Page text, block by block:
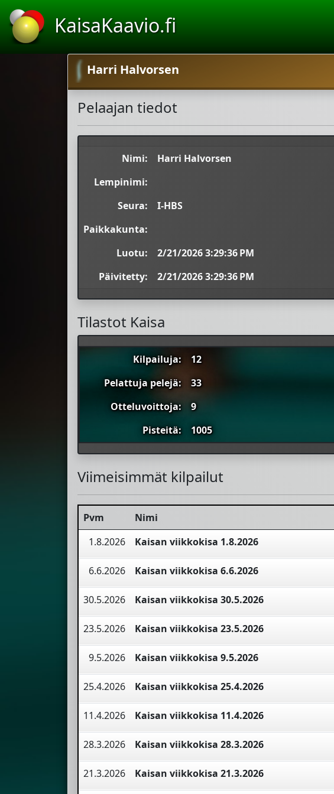
KaisaKaavio.fi
Harri Halvorsen
Pelaajan tiedot
Nimi:
Harri Halvorsen
Lempinimi:
Seura:
I-HBS
Paikkakunta:
Luotu:
2/21/2026 3:29:36 PM
Päivitetty:
2/21/2026 3:29:36 PM
Tilastot Kaisa
Kilpailuja: 12
Pelattuja pelejä:
33
Otteluvoittoja:
9
Pisteitä:
1005
Viimeisimmät kilpailut
Pvm Nimi
1.8.2026
Kaisan viikkokisa 1.8.2026
6.6.2026 Kaisan viikkokisa 6.6.2026
30.5.2026 Kaisan viikkokisa 30.5.2026
23.5.2026 Kaisan viikkokisa 23.5.2026
9.5.2026 Kaisan viikkokisa 9.5.2026
25.4.2026 Kaisan viikkokisa 25.4.2026
11.4.2026 Kaisan viikkokisa 11.4.2026
28.3.2026 Kaisan viikkokisa 28.3.2026
21.3.2026 Kaisan viikkokisa 21.3.2026